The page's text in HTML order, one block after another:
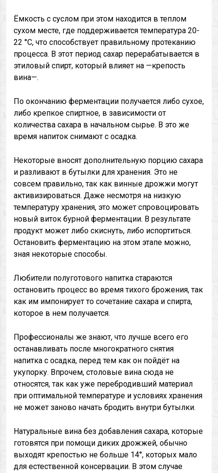
Ёмкость с суслом при этом находится в теплом
сухом месте, где поддерживается температура 20-
22 °С, что способствует правильному протеканию
процесса. В этот период сахар перерабатывается в
этиловый спирт, который влияет на —крепость
вина—.
По окончанию ферментации получается либо сухое,
либо крепкое спиртное, в зависимости от
количества сахара в начальном сырье. В это же
время напиток снимают с осадка.
Некоторые вносят дополнительную порцию сахара
и разливают в бутылки для хранения. Это не
совсем правильно, так как винные дрожжи могут
активизироваться. Даже несмотря на низкую
температуру хранения, это может спровоцировать
новый виток бурной ферментации. В результате
продукт может либо скиснуть, либо испортиться.
Остановить ферментацию на этом этапе можно,
зная некоторые способы.
Любители полуготового напитка стараются
остановить процесс во время тихого брожения, так
как им импонирует то сочетание сахара и спирта,
которое в нем получается.
Профессионалы же знают, что лучше всего его
останавливать после многократного снятия
напитка с осадка, перед тем как он пойдёт на
укупорку. Впрочем, столовые вина сюда не
относятся, так как уже перебродивший материал
при оптимальной температуре и условиях хранения
не может заново начать бродить внутри бутылки.
Натуральные вина без добавления сахара, которые
готовятся при помощи диких дрожжей, обычно
выходят крепостью не больше 14°, которых мало
для естественной консервации. В этом случае